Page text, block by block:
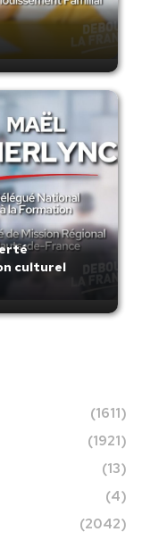
culturel
(1611)
(1921)
(13)
(4)
(2042)